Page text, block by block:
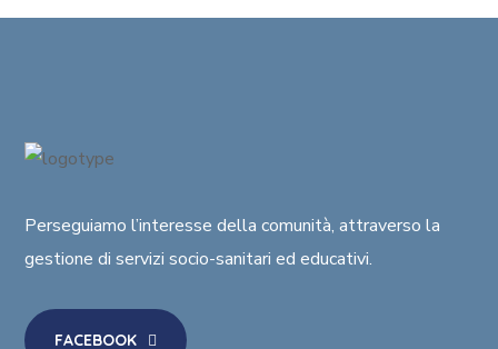
Perseguiamo l’interesse della comunità, attraverso la
gestione di servizi socio-sanitari ed educativi.
FACEBOOK